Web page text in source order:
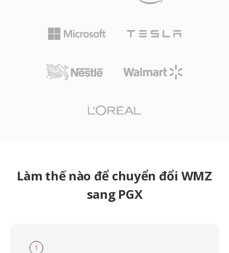
Làm thế nào để chuyển đổi WMZ
sang PGX
1